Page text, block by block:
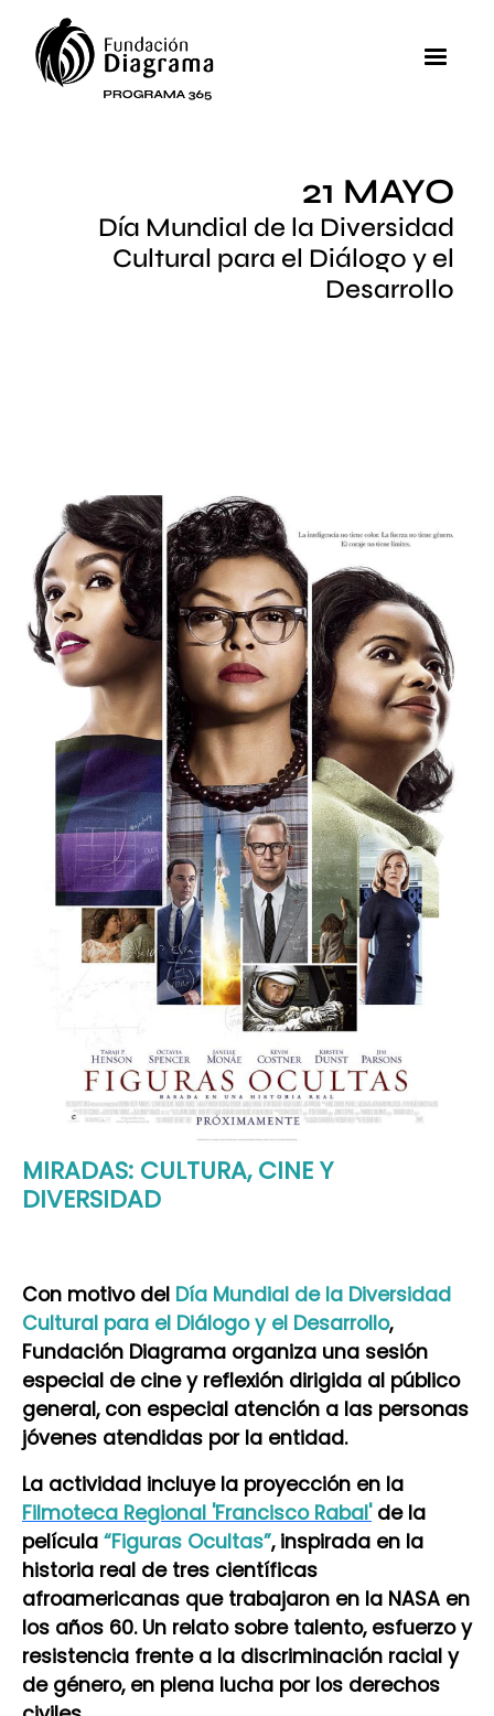
Pasar al contenido principal
21 MAYO
Día Mundial de la Diversidad
Cultural para el Diálogo y el
Desarrollo
MIRADAS: CULTURA, CINE Y
DIVERSIDAD
Con motivo del Día Mundial de la Diversidad
Cultural para el Diálogo y el Desarrollo,
Fundación Diagrama organiza una sesión
especial de cine y reflexión dirigida al público
general, con especial atención a las personas
jóvenes atendidas por la entidad.
La actividad incluye la proyección en la
Filmoteca Regional 'Francisco Rabal'de la
película “Figuras Ocultas”, inspirada en la
historia real de tres científicas
afroamericanas que trabajaron en la NASA en
los años 60. Un relato sobre talento, esfuerzo y
resistencia frente a la discriminación racial y
de género, en plena lucha por los derechos